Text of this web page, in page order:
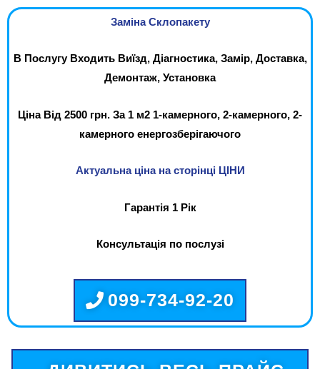
Заміна Склопакету
В Послугу Входить Виїзд, Діагностика, Замір, Доставка,
Демонтаж, Установка
Ціна Від 2500 грн. За 1 м2 1-камерного, 2-камерного, 2-
камерного енергозберігаючого
Актуальна ціна на сторінці ЦІНИ
Гарантія 1 Рік
Консультація по послузі
099-734-92-20